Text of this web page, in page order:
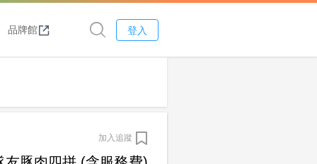
品牌館 登入
加入追蹤